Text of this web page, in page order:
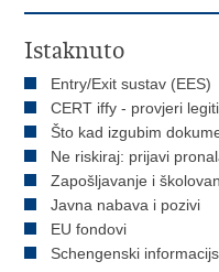
Istaknuto
Entry/Exit sustav (EES)
CERT iffy - provjeri
Što kad izgubim
Ne riskiraj: prijavi
Zapošljavanje i
Javna nabava i pozivi
EU fondovi
Schengenski